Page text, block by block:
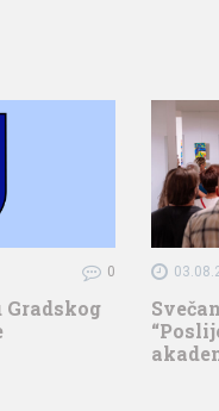
0
Gradskog